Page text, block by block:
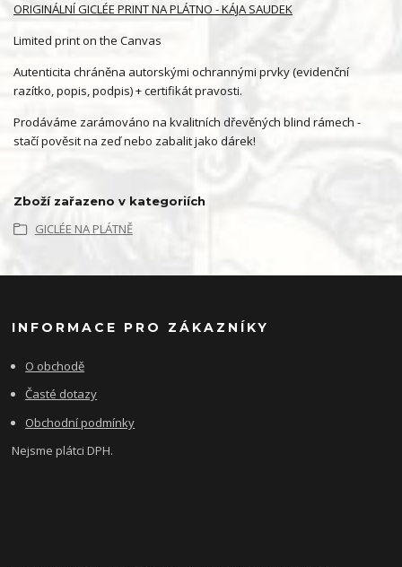
ORIGINÁLNÍ GICLÉE PRINT NA PLÁTNO - KÁJA SAUDEK
Limited print on the Canvas
Autenticita chráněna autorskými ochrannými prvky (evidenční
razítko, popis, podpis) + certifikát pravosti.
Prodáváme zarámováno na kvalitních dřevěných blind rámech -
stačí pověsit na zeď nebo zabalit jako dárek!
Zboží zařazeno v kategoriích
GICLÉE NA PLÁTNĚ
INFORMACE PRO ZÁKAZNÍKY
O obchodě
Časté dotazy
Obchodní podmínky
Nejsme plátci DPH.